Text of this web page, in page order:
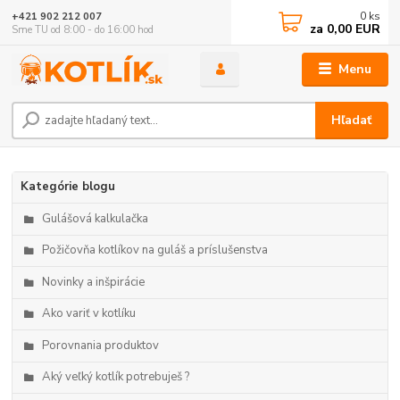
Menu
Hľadať
+421 902 212 007
Sme TU od 8:00 - do 16:00 hod
0 ks
za 0,00 EUR
Kategórie blogu
Gulášová kalkulačka
Požičovňa kotlíkov na guláš a príslušenstva
Novinky a inšpirácie
Ako variť v kotlíku
Porovnania produktov
Aký veľký kotlík potrebuješ ?